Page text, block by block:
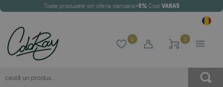
Toate produsele din oferta standard-5%Cod:VARA5
0 0